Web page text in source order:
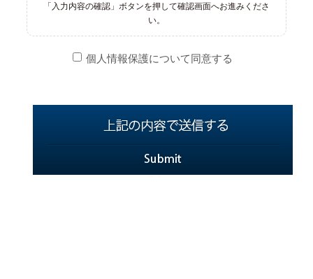
「入力内容の確認」ボタンを押して確認画面へお進みくださ
い。
個人情報保護について同意する